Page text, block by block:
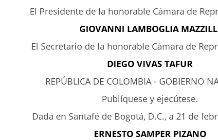
El Presidente de la honorable Cámara de
GIOVANNI LAMBOGLIA
El Secretario de la honorable Cámara de
DIEGO VIVAS TAFUR
REPÚBLICA DE COLOMBIA - GOBIERNO
Publíquese y ejecútese.
Dada en Santafé de Bogotá, D.C., a 21 de
ERNESTO SAMPER PIZANO